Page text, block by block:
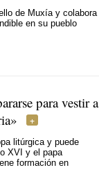
de Muxía y colabora
en su pueblo
para vestir a
litúrgica y puede
XVI y el papa
formación en